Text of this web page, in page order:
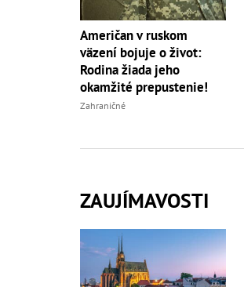
Američan v ruskom
väzení bojuje o život:
Rodina žiada jeho
okamžité prepustenie!
Zahraničné
ZAUJÍMAVOSTI